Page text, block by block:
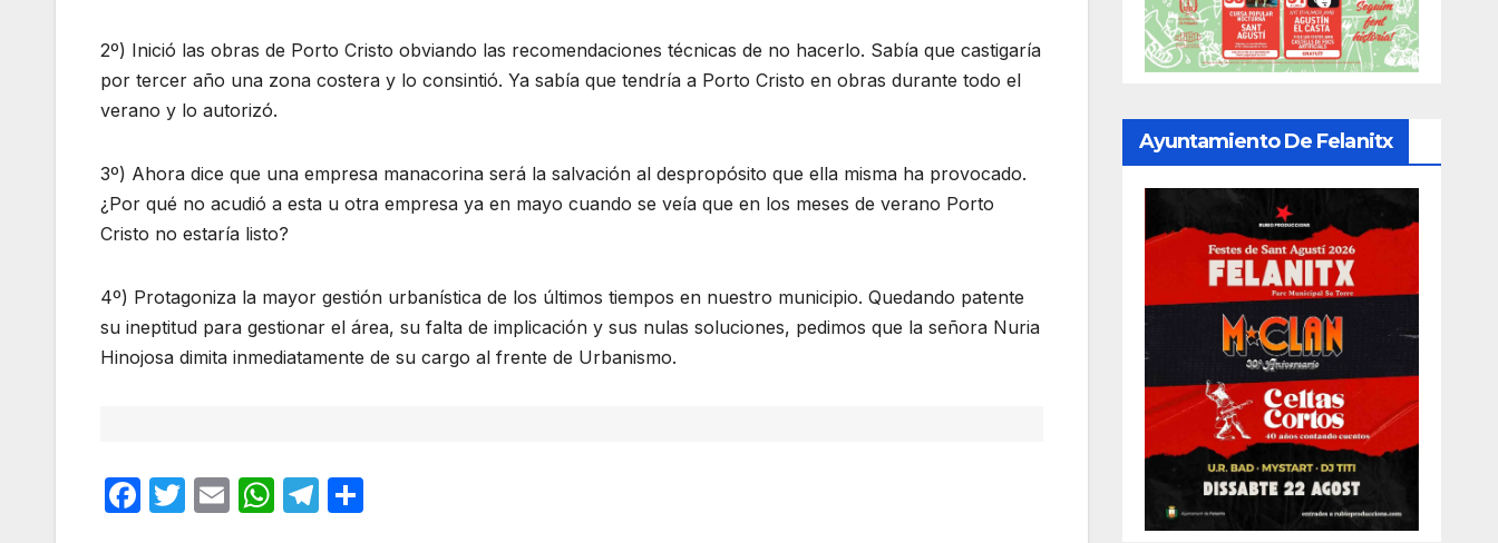
2º) Inició las obras de Porto Cristo obviando las recomendaciones técnicas de no hacerlo. Sabía que castigaría
por tercer año una zona costera y lo consintió. Ya sabía que tendría a Porto Cristo en obras durante todo el
verano y lo autorizó.
3º) Ahora dice que una empresa manacorina será la salvación al despropósito que ella misma ha provocado.
¿Por qué no acudió a esta u otra empresa ya en mayo cuando se veía que en los meses de verano Porto
Cristo no estaría listo?
4º) Protagoniza la mayor gestión urbanística de los últimos tiempos en nuestro municipio. Quedando patente
su ineptitud para gestionar el área, su falta de implicación y sus nulas soluciones, pedimos que la señora Nuria
Hinojosa dimita inmediatamente de su cargo al frente de Urbanismo.
F
T
E
W T
Ayuntamiento De Felanitx